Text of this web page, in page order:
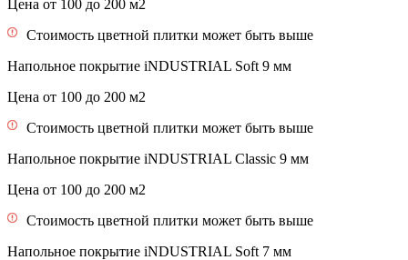
Цена от 100 до 200 м2
Стоимость цветной плитки может быть выше
Напольное покрытие iNDUSTRIAL Soft 9 мм
Цена от 100 до 200 м2
Стоимость цветной плитки может быть выше
Напольное покрытие iNDUSTRIAL Classiс 9 мм
Цена от 100 до 200 м2
Стоимость цветной плитки может быть выше
Напольное покрытие iNDUSTRIAL Soft 7 мм